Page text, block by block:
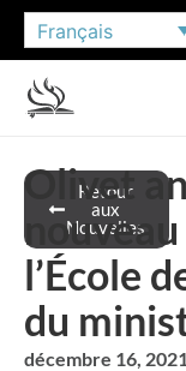
Français
Retour
aux
Nouvelles
Olivet
l’École
du
décembre 16, 2021